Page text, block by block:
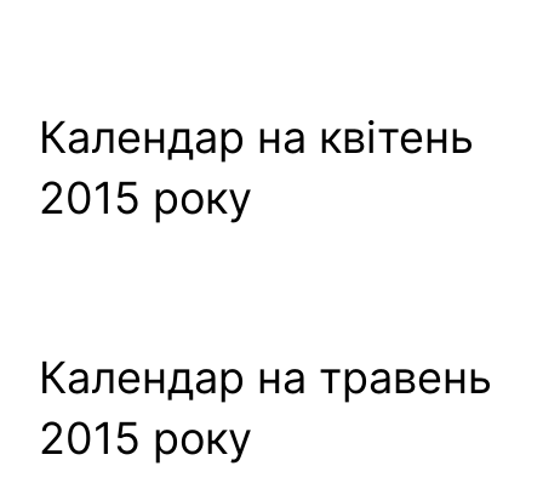
Календар на квітень
2015 року
Календар на травень
2015 року